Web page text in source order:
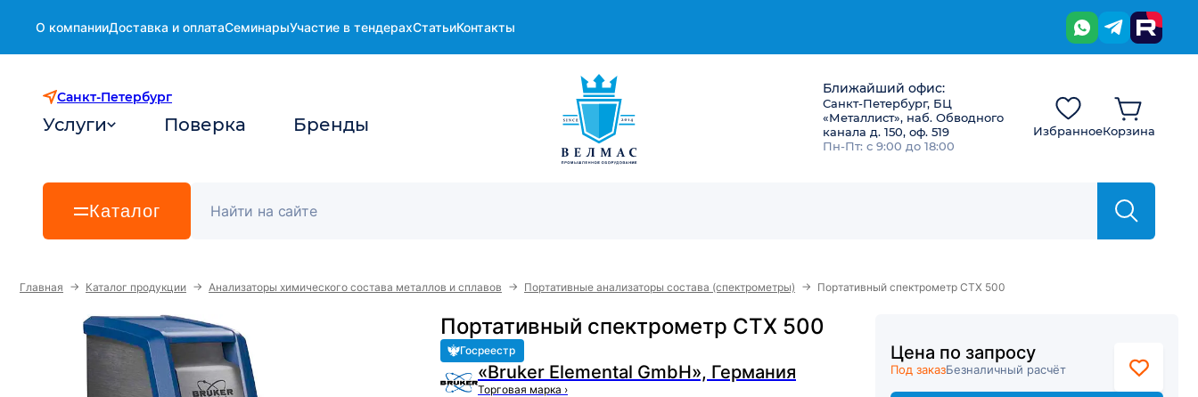
О компанииДоставка и оплатаСеминарыУчастие в тендерахСтатьиКонтакты
Санкт-Петербург
Услуги Поверка Бренды
Ближайший офис:
Санкт-Петербург, БЦ
«Металлист», наб. Обводного
канала д. 150, оф. 519
Пн-Пт: с 9:00 до 18:00
ИзбранноеКорзина
Каталог
Главная → Каталог продукции → Анализаторы химического состава металлов и сплавов → Портативные анализаторы состава (спектрометры) → Портативный спектрометр CTX 500
Портативный спектрометр CTX 500
Госреестр
«Bruker Elemental GmbH», Германия
Торговая марка ›
Цена по запросу
Под заказБезналичный расчёт